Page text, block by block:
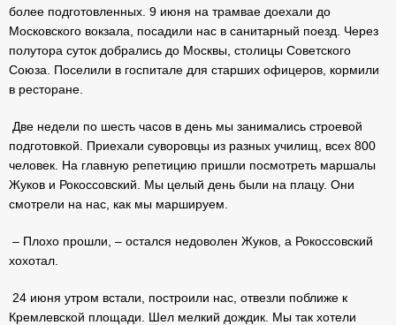
более подготовленных. 9 июня на трамвае доехали до
Московского вокзала, посадили нас в санитарный поезд. Через
полутора суток добрались до Москвы, столицы Советского
Союза. Поселили в госпитале для старших офицеров, кормили
в ресторане.
Две недели по шесть часов в день мы занимались строевой
подготовкой. Приехали суворовцы из разных училищ, всех 800
человек. На главную репетицию пришли посмотреть маршалы
Жуков и Рокоссовский. Мы целый день были на плацу. Они
смотрели на нас, как мы маршируем.
– Плохо прошли, – остался недоволен Жуков, а Рокоссовский
хохотал.
24 июня утром встали, построили нас, отвезли поближе к
Кремлевской площади. Шел мелкий дождик. Мы так хотели